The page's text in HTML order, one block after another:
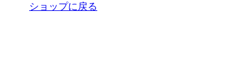
ショップに戻る